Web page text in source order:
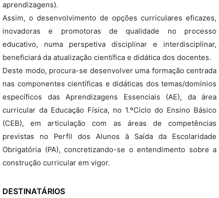
aprendizagens).
Assim, o desenvolvimento de opções curriculares eficazes,
inovadoras e promotoras de qualidade no processo
educativo, numa perspetiva disciplinar e interdisciplinar,
beneficiará da atualização científica e didática dos docentes.
Deste modo, procura-se desenvolver uma formação centrada
nas componentes científicas e didáticas dos temas/domínios
específicos das Aprendizagens Essenciais (AE), da área
curricular da Educação Física, no 1.ºCiclo do Ensino Básico
(CEB), em articulação com as áreas de competências
previstas no Perfil dos Alunos à Saída da Escolaridade
Obrigatória (PA), concretizando-se o entendimento sobre a
construção curricular em vigor.
DESTINATÁRIOS